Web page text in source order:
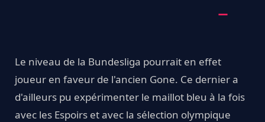
Le niveau de la Bundesliga pourrait en effet
joueur en faveur de l'ancien Gone. Ce dernier a
d'ailleurs pu expérimenter le maillot bleu à la fois
avec les Espoirs et avec la sélection olympique